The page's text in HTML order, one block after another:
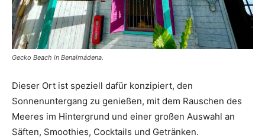
Gecko Beach in Benalmádena.
Dieser Ort ist speziell dafür konzipiert, den
Sonnenuntergang zu genießen, mit dem Rauschen des
Meeres im Hintergrund und einer großen Auswahl an
Säften, Smoothies, Cocktails und Getränken.